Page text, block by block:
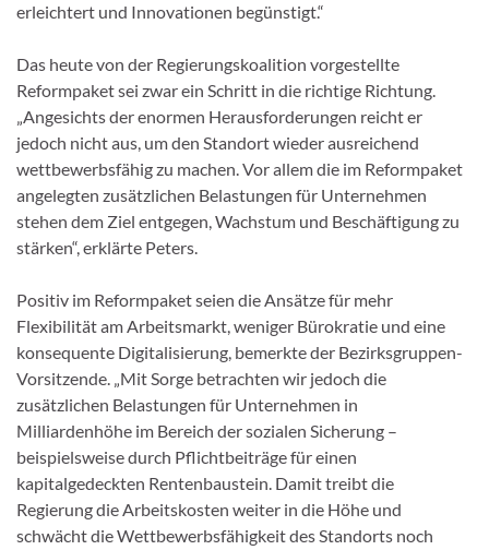
erleichtert und Innovationen begünstigt.“
Das heute von der Regierungskoalition vorgestellte
Reformpaket sei zwar ein Schritt in die richtige Richtung.
„Angesichts der enormen Herausforderungen reicht er
jedoch nicht aus, um den Standort wieder ausreichend
wettbewerbsfähig zu machen. Vor allem die im Reformpaket
angelegten zusätzlichen Belastungen für Unternehmen
stehen dem Ziel entgegen, Wachstum und Beschäftigung zu
stärken“, erklärte Peters.
Positiv im Reformpaket seien die Ansätze für mehr
Flexibilität am Arbeitsmarkt, weniger Bürokratie und eine
konsequente Digitalisierung, bemerkte der Bezirksgruppen-
Vorsitzende. „Mit Sorge betrachten wir jedoch die
zusätzlichen Belastungen für Unternehmen in
Milliardenhöhe im Bereich der sozialen Sicherung –
beispielsweise durch Pflichtbeiträge für einen
kapitalgedeckten Rentenbaustein. Damit treibt die
Regierung die Arbeitskosten weiter in die Höhe und
schwächt die Wettbewerbsfähigkeit des Standorts noch